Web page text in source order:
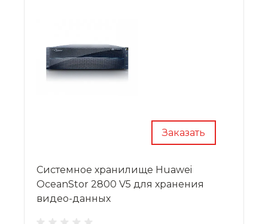
Заказать
Системное хранилище Huawei
OceanStor 2800 V5 для хранения
видео-данных